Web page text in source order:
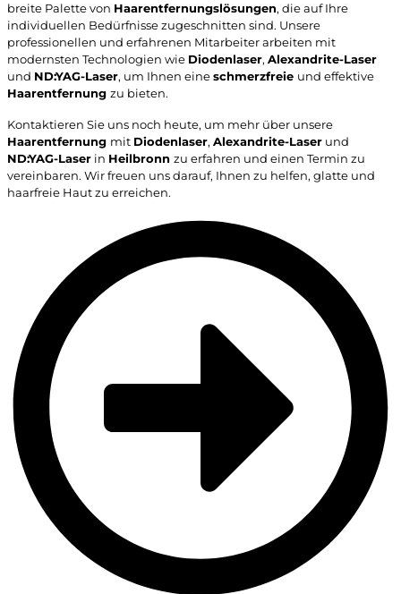
breite Palette von Haarentfernungslösungen, die auf Ihre
individuellen Bedürfnisse zugeschnitten sind. Unsere
professionellen und erfahrenen Mitarbeiter arbeiten mit
modernsten Technologien wie Diodenlaser, Alexandrite-Laser
und ND:YAG-Laser, um Ihnen eineschmerzfreie und effektive
Haarentfernung zu bieten.
Kontaktieren Sie uns noch heute, um mehr über unsere
Haarentfernung mit Diodenlaser, Alexandrite-Laser und
ND:YAG-Laser in Heilbronn zu erfahren und einen Termin zu
vereinbaren. Wir freuen uns darauf, Ihnen zu helfen, glatte und
haarfreie Haut zu erreichen.